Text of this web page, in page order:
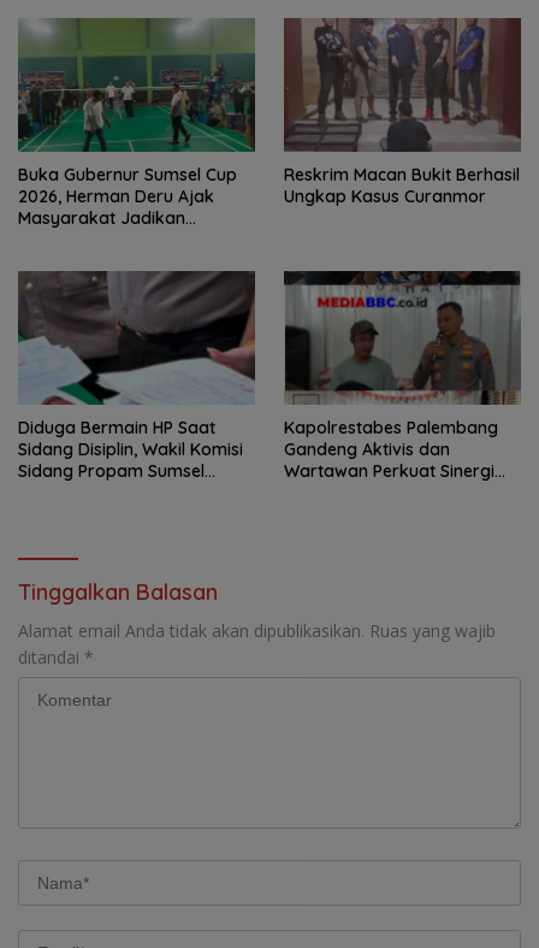
Buka Gubernur Sumsel Cup
2026, Herman Deru Ajak
Masyarakat Jadikan
Reskrim Macan Bukit Berhasil
Ungkap Kasus Curanmor
Diduga Bermain HP Saat
Sidang Disiplin, Wakil Komisi
Sidang Propam Sumsel
Kapolrestabes Palembang
Gandeng Aktivis dan
Wartawan Perkuat Sinergi
Tinggalkan Balasan
Alamat email Anda tidak akan dipublikasikan. Ruas yang wajib
ditandai *